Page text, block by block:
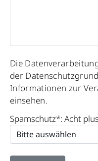
Please
leave
this
field
empty.
Die
der
Informationen zur
einsehen.
Spamschutz*: Acht